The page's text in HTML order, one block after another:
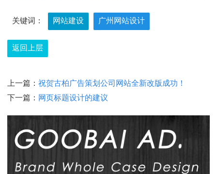
关键词： 网站建设 广州网站设计
返回上层
上一篇： 祝贺古柏广告策划公司网站全新改版成功！
下一篇： 网页标题设计的建议